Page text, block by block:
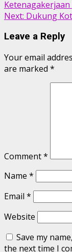
Next: Dukung
Leave a Reply
Your email
are marked *
Comment*
Name *
Email *
Website
Save my
the next time I